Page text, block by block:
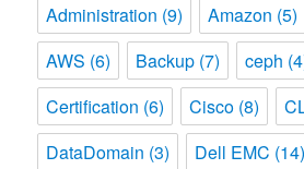
Administration (9) Amazon (5)
AWS (6) Backup (7) ceph
Certification (6) Cisco (8)
DataDomain (3) Dell EMC (14)